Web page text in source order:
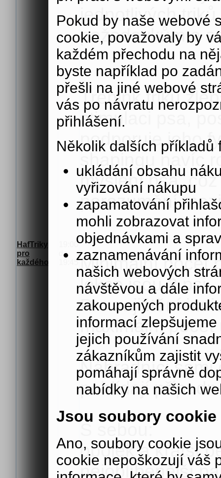
Pokud by naše webové
cookie, považovaly by
každém přechodu na
byste například po
přešli na jiné webové
vás po návratu
přihlášení.
Několik dalších příkladů
ukládání obsahu
vyřizování nákupu
zapamatování
mohli zobrazovat
objednávkami a
zaznamenávání
našich webových
návštěvou a dále
zakoupených
informací
jejich používání
zákazníkům zajistit
pomáhají správně
nabídky na našich
Jsou soubory cookie
Ano, soubory cookie
cookie nepoškozují váš
HafTriky
pro
každého
19:00
do
19:45
jednotlivých
požadavkům a
Trénink triků
stimulaci psa,
podporuje jeho
shapingu navíc
myšlení psa,
porozumění
Minimální počet
lekce jsou 2 psi.
Pro zajištění
maximální
Náhradníci sami
pohlídají
obojek a kratší
nejoblíbenější